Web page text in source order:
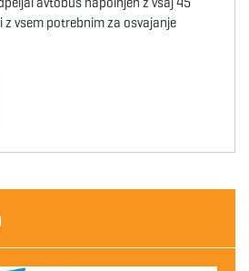
vsem potrebnim za osvajanje